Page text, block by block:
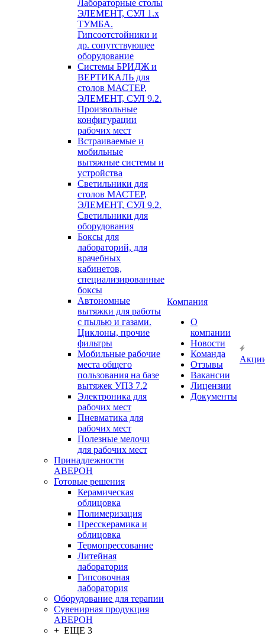
Лабораторные столы
ЭЛЕМЕНТ, СУЛ 1.х
ТУМБА.
Гипсоотстойники и
др. сопутствующее
оборудование
Системы БРИДЖ и
ВЕРТИКАЛЬ для
столов МАСТЕР,
ЭЛЕМЕНТ, СУЛ 9.2.
Произвольные
конфигурации
рабочих мест
Встраиваемые и
мобильные
вытяжные системы и
устройства
Светильники для
столов МАСТЕР,
ЭЛЕМЕНТ, СУЛ 9.2.
Светильники для
оборудования
Боксы для
лабораторий, для
врачебных
кабинетов,
специализированные
боксы
Автономные
вытяжки для работы
с пылью и газами.
Циклоны, прочие
фильтры
Мобильные рабочие
места общего
пользования на базе
вытяжек УПЗ 7.2
Электроника для
рабочих мест
Пневматика для
рабочих мест
Полезные мелочи
для рабочих мест
Принадлежности
АВЕРОН
Готовые решения
Керамическая
облицовка
Полимеризация
Пресскерамика и
облицовка
Термопрессование
Литейная
лаборатория
Гипсовочная
лаборатория
Оборудование для терапии
Сувенирная продукция
АВЕРОН
+ ЕЩЕ 3
Компания
О
компании
Новости
Команда
Отзывы
Вакансии
Лицензии
Документы